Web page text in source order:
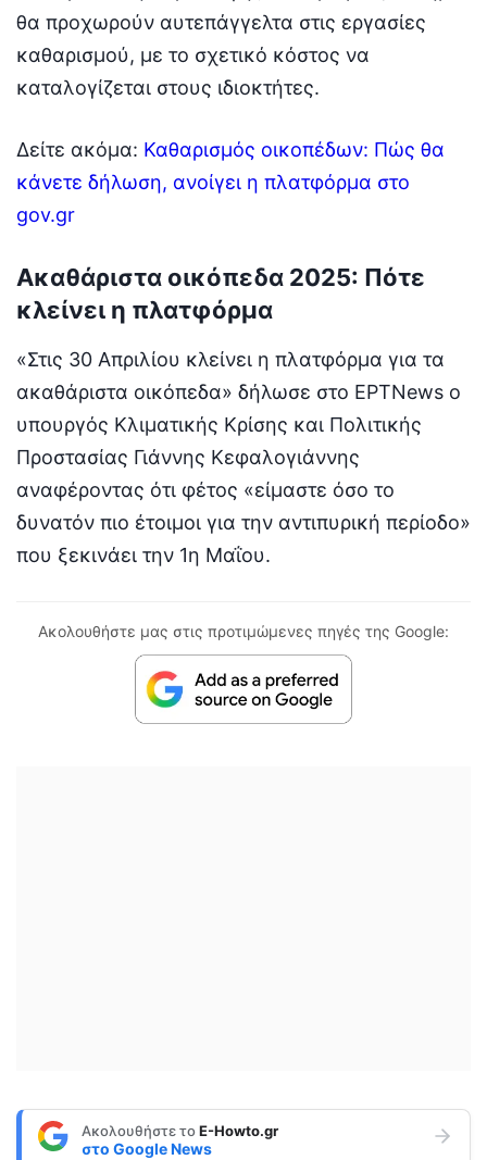
θα προχωρούν αυτεπάγγελτα στις εργασίες
καθαρισμού, με το σχετικό κόστος να
καταλογίζεται στους ιδιοκτήτες.
Δείτε ακόμα: Καθαρισμός οικοπέδων: Πώς θα
κάνετε δήλωση, ανοίγει η πλατφόρμα στο
gov.gr
Ακαθάριστα οικόπεδα 2025: Πότε
κλείνει η πλατφόρμα
«Στις 30 Απριλίου κλείνει η πλατφόρμα για τα
ακαθάριστα οικόπεδα» δήλωσε στο ΕΡΤΝews o
υπουργός Κλιματικής Κρίσης και Πολιτικής
Προστασίας Γιάννης Κεφαλογιάννης
αναφέροντας ότι φέτος «είμαστε όσο το
δυνατόν πιο έτοιμοι για την αντιπυρική περίοδο»
που ξεκινάει την 1η Μαΐου.
Ακολουθήστε μας στις προτιμώμενες πηγές της Google:
Ακολουθήστε τοE-Howto.gr
στο Google News